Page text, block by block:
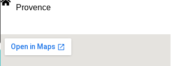
Provence